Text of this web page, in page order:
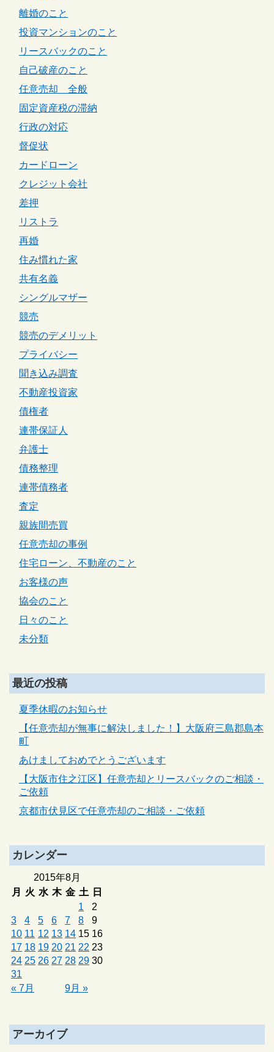
離婚のこと
投資マンションのこと
リースバックのこと
自己破産のこと
任意売却 全般
固定資産税の滞納
行政の対応
督促状
カードローン
クレジット会社
差押
リストラ
再婚
住み慣れた家
共有名義
シングルマザー
競売
競売のデメリット
プライバシー
聞き込み調査
不動産投資家
債権者
連帯保証人
弁護士
債務整理
連帯債務者
査定
親族間売買
任意売却の事例
住宅ローン、不動産のこと
お客様の声
協会のこと
日々のこと
未分類
最近の投稿
夏季休暇のお知らせ
【任意売却が無事に解決しました！】大阪府三島郡島本
町
あけましておめでとうございます
【大阪市住之江区】任意売却とリースバックのご相談・
ご依頼
京都市伏見区で任意売却のご相談・ご依頼
カレンダー
2015年8月
月
火 水 木 金 土 日
« 7月 9月 »
1
2
3
4 5 6 7 8
9
10 11 12 13 14 15 16
17 18 19 20 21 22 23
24 25 26 27 28 29 30
31
アーカイブ